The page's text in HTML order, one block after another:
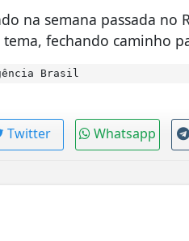
na semana passada no
fechando caminho
Brasil
Twitter Whatsapp